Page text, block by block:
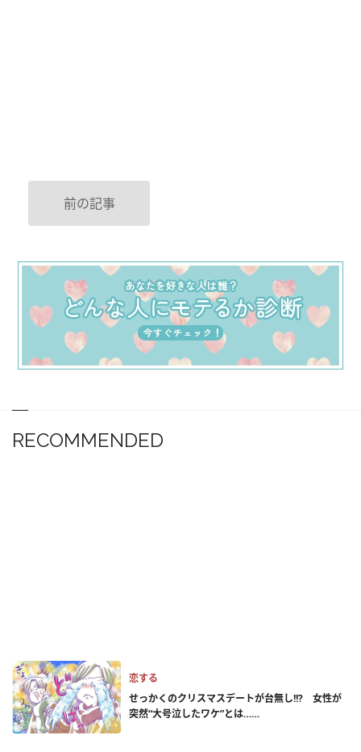
前の記事
RECOMMENDED
恋する
せっかくのクリスマスデートが台無し!!? 女性が
突然“大号泣したワケ”とは……